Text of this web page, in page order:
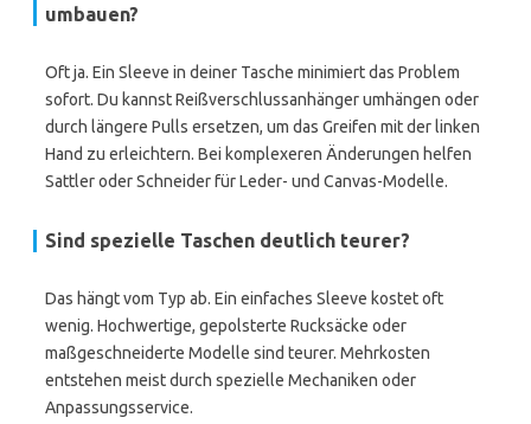
umbauen?
Oft ja. Ein Sleeve in deiner Tasche minimiert das Problem
sofort. Du kannst Reißverschlussanhänger umhängen oder
durch längere Pulls ersetzen, um das Greifen mit der linken
Hand zu erleichtern. Bei komplexeren Änderungen helfen
Sattler oder Schneider für Leder- und Canvas-Modelle.
Sind spezielle Taschen deutlich teurer?
Das hängt vom Typ ab. Ein einfaches Sleeve kostet oft
wenig. Hochwertige, gepolsterte Rucksäcke oder
maßgeschneiderte Modelle sind teurer. Mehrkosten
entstehen meist durch spezielle Mechaniken oder
Anpassungsservice.